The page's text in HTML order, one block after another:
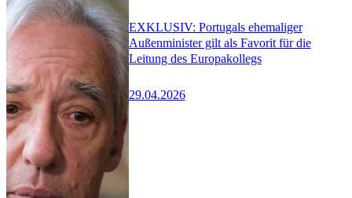
EXKLUSIV: Portugals ehemaliger
Außenminister gilt als Favorit für die
Leitung des Europakollegs
29.04.2026